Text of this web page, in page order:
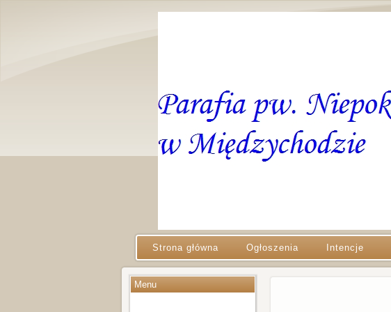
Strona główna Ogłoszenia Intencje
Menu